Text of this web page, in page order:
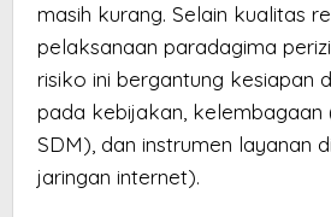
masih kurang. Selain kualitas
pelaksanaan paradagima
risiko ini bergantung kesiapan
pada kebijakan, kelembagaan
SDM), dan instrumen layanan
jaringan internet).